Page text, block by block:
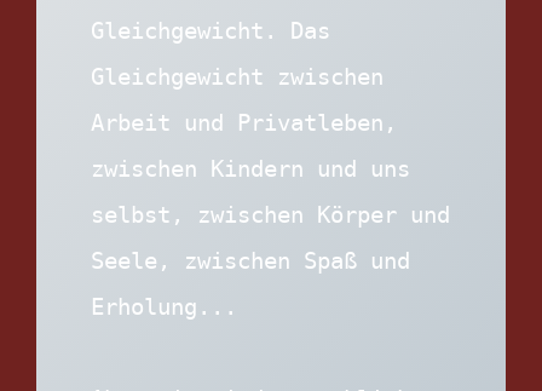
Gleichgewicht. Das
Gleichgewicht zwischen
Arbeit und Privatleben,
zwischen Kindern und uns
selbst, zwischen Körper und
Seele, zwischen Spaß und
Erholung...